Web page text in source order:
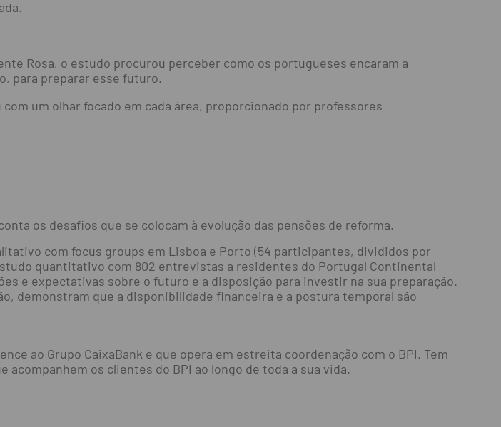
Rosa, o estudo procurou perceber como os portugueses encaram a
para preparar esse futuro.
um olhar focado em cada área, proporcionado por professores
os desafios que se colocam à evolução das pensões de reforma.
com focus groups em Lisboa e Porto (54 participantes, divididos por
quantitativo com 802 entrevistas a residentes do Portugal Continental
e expectativas sobre o futuro e a disposição para investir na sua preparação.
demonstram que a disponibilidade financeira e a postura temporal são
ao Grupo CaixaBank e que opera em estreita coordenação com o BPI. Tem
os clientes do BPI ao longo de toda a sua vida.